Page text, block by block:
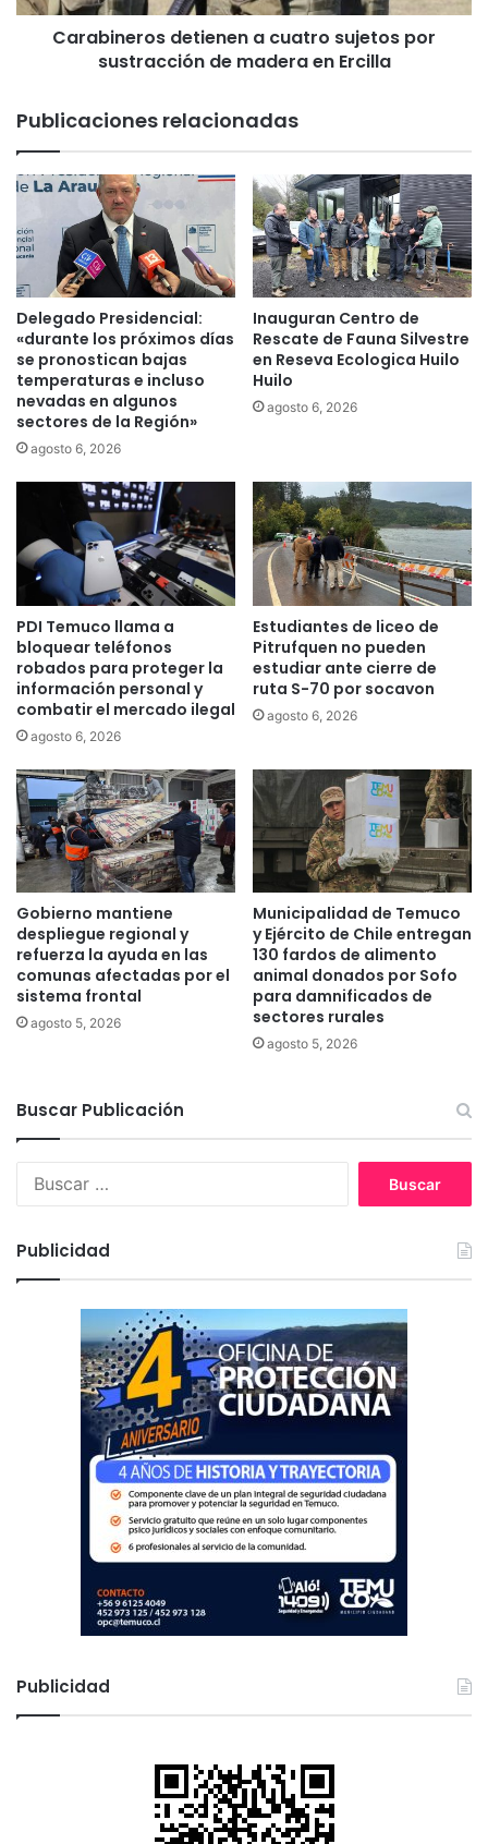
r
a
v
a
a
N
a
d
e
ñ
a
C
C
l
a
S
i
n
A
z
ú
c
a
r
r
t
i
e
n
n
c
u
a
t
r
o
s
u
s
p
o
r
s
u
s
r
a
c
c
i
ó
n
d
e
m
a
d
e
n
E
i
l
Carabineros detienen a cuatro sujetos por
sustracción de madera en Ercilla
Publicaciones relacionadas
Delegado Presidencial:
«durante los próximos días
se pronostican bajas
temperaturas e incluso
nevadas en algunos
sectores de la Región»
agosto 6, 2026
Inauguran Centro de
Rescate de Fauna Silvestre
en Reseva Ecologica Huilo
Huilo
agosto 6, 2026
PDI Temuco llama a
bloquear teléfonos
robados para proteger la
información personal y
combatir el mercado ilegal
agosto 6, 2026
Estudiantes de liceo de
Pitrufquen no pueden
estudiar ante cierre de
ruta S-70 por socavon
agosto 6, 2026
Gobierno mantiene
despliegue regional y
refuerza la ayuda en las
comunas afectadas por el
sistema frontal
agosto 5, 2026
Municipalidad de Temuco
y Ejército de Chile entregan
130 fardos de alimento
animal donados por Sofo
para damnificados de
sectores rurales
agosto 5, 2026
Buscar Publicación
:
Publicidad
Publicidad